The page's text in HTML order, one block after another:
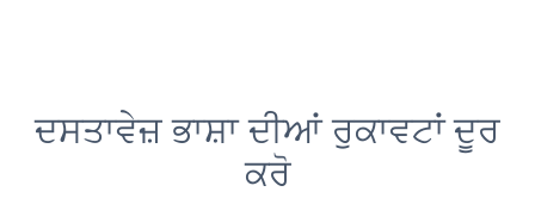
ਦਸਤਾਵੇਜ਼ ਭਾਸ਼ਾ ਦੀਆਂ ਰੁਕਾਵਟਾਂ ਦੂਰ
ਕਰੋ